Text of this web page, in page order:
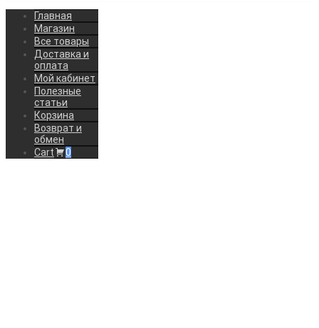
Главная
Магазин
Все товары
Доставка и
оплата
Мой кабинет
Полезные
статьи
Корзина
Возврат и
обмен
Cart
0